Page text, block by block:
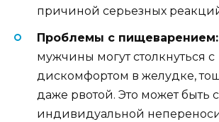
причиной серьезных
Проблемы с пищеварением:
мужчины могут столкнуться с
дискомфортом в желудке,
даже рвотой. Это может быть
индивидуальной